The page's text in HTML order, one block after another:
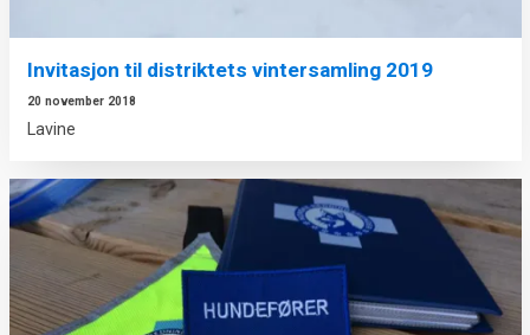
Invitasjon til distriktets vintersamling 2019
20 november 2018
Lavine